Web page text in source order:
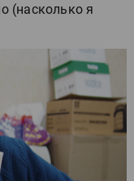
(насколько я